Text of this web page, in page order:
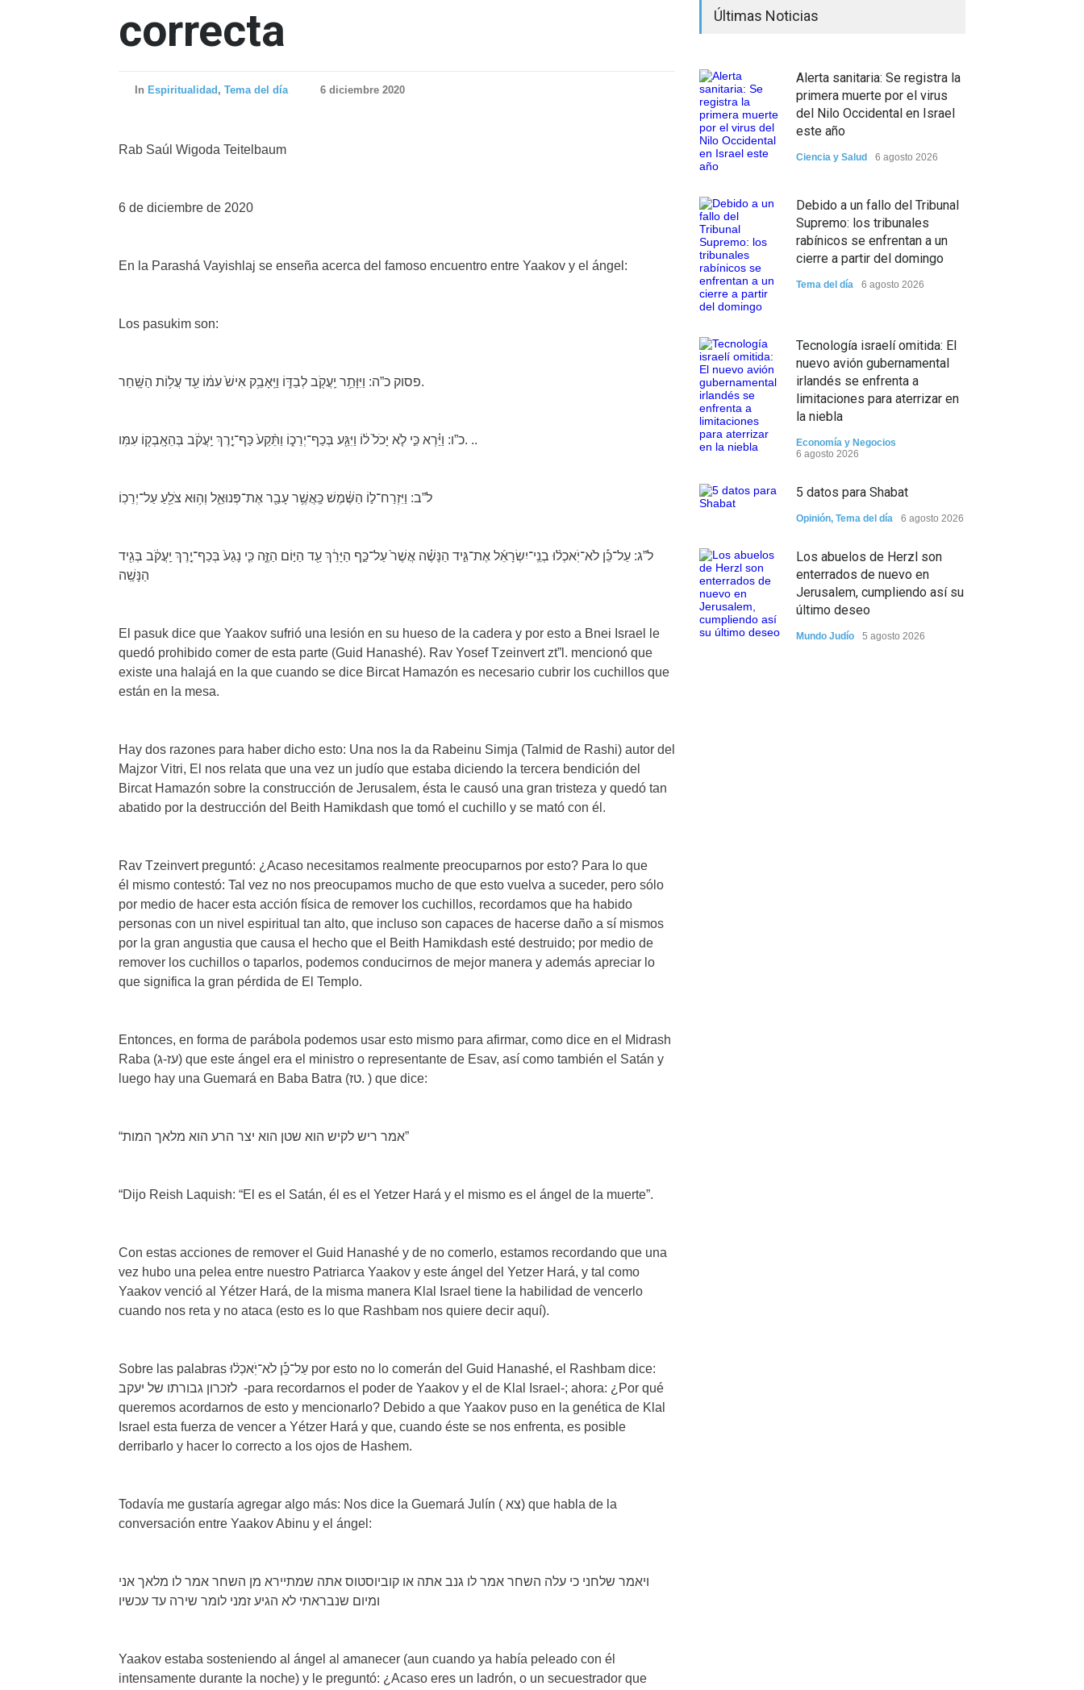
correcta
In Espiritualidad , Tema del día 6 diciembre 2020
Rab Saúl Wigoda Teitelbaum
6 de diciembre de 2020
En la Parashá Vayishlaj se enseña acerca del famoso encuentro entre Yaakov y el ángel:
Los pasukim son:
פסוק כ”ה: וַיִּוָּתֵ֥ר יַֽעֲקֹ֖ב לְבַדּ֑וֹ וַיֵּֽאָבֵ֥ק אִישׁ֙ עִמּ֔וֹ עַ֖ד עֲל֥וֹת הַשָּֽׁחַר.
כ”ו: וַיַּ֗רְא כִּ֣י לֹ֤א יָכֹל֙ ל֔וֹ וַיִּגַּ֖ע בְּכַף־יְרֵכ֑וֹ וַתֵּ֨קַע֙ כַּף־יֶ֣רֶךְ יַֽעֲקֹ֔ב בְּהֵאָֽבְק֖וֹ עִמּֽו. ..
ל”ב: וַיִּזְרַח־ל֣וֹ הַשֶּׁ֔מֶשׁ כַּֽאֲשֶׁ֥ר עָבַ֖ר אֶת־פְּנוּאֵ֑ל וְה֥וּא צֹלֵ֖עַ עַל־יְרֵכֽוֹ
ל”ג: עַל־כֵּ֡ן לֹא־יֹֽאכְל֨וּ בְנֵֽי־יִשְׂרָאֵ֜ל אֶת־גִּ֣יד הַנָּשֶׁ֗ה אֲשֶׁר֙ עַל־כַּ֣ף הַיָּרֵ֔ךְ עַ֖ד הַיּ֣וֹם הַזֶּ֑ה כִּ֤י נָגַע֙ בְּכַף־יֶ֣רֶךְ יַֽעֲקֹ֔ב בְּגִ֖יד
הַנָּשֶֽׁה
El pasuk dice que Yaakov sufrió una lesión en su hueso de la cadera y por esto a Bnei Israel le
quedó prohibido comer de esta parte (Guid Hanashé). Rav Yosef Tzeinvert zt”l. mencionó que
existe una halajá en la que cuando se dice Bircat Hamazón es necesario cubrir los cuchillos que
están en la mesa.
Hay dos razones para haber dicho esto: Una nos la da Rabeinu Simja (Talmid de Rashi) autor del
Majzor Vitri, El nos relata que una vez un judío que estaba diciendo la tercera bendición del
Bircat Hamazón sobre la construcción de Jerusalem, ésta le causó una gran tristeza y quedó tan
abatido por la destrucción del Beith Hamikdash que tomó el cuchillo y se mató con él.
Rav Tzeinvert preguntó: ¿Acaso necesitamos realmente preocuparnos por esto? Para lo que
él mismo contestó: Tal vez no nos preocupamos mucho de que esto vuelva a suceder, pero sólo
por medio de hacer esta acción física de remover los cuchillos, recordamos que ha habido
personas con un nivel espiritual tan alto, que incluso son capaces de hacerse daño a sí mismos
por la gran angustia que causa el hecho que el Beith Hamikdash esté destruido; por medio de
remover los cuchillos o taparlos, podemos conducirnos de mejor manera y además apreciar lo
que significa la gran pérdida de El Templo.
Entonces, en forma de parábola podemos usar esto mismo para afirmar, como dice en el Midrash
Raba (עז-ג) que este ángel era el ministro o representante de Esav, así como también el Satán y
luego hay una Guemará en Baba Batra (טז. ) que dice:
“אמר ריש לקיש הוא שטן הוא יצר הרע הוא מלאך המות”
“Dijo Reish Laquish: “El es el Satán, él es el Yetzer Hará y el mismo es el ángel de la muerte”.
Con estas acciones de remover el Guid Hanashé y de no comerlo, estamos recordando que una
vez hubo una pelea entre nuestro Patriarca Yaakov y este ángel del Yetzer Hará, y tal como
Yaakov venció al Yétzer Hará, de la misma manera Klal Israel tiene la habilidad de vencerlo
cuando nos reta y no ataca (esto es lo que Rashbam nos quiere decir aquí).
Sobre las palabras עַל־כֵּ֡ן לֹא־יֹֽאכְל֨וּ por esto no lo comerán del Guid Hanashé, el Rashbam dice:
לזכרון גבורתו של יעקב -para recordarnos el poder de Yaakov y el de Klal Israel-; ahora: ¿Por qué
queremos acordarnos de esto y mencionarlo? Debido a que Yaakov puso en la genética de Klal
Israel esta fuerza de vencer a Yétzer Hará y que, cuando éste se nos enfrenta, es posible
derribarlo y hacer lo correcto a los ojos de Hashem.
Todavía me gustaría agregar algo más: Nos dice la Guemará Julín ( צא) que habla de la
conversación entre Yaakov Abinu y el ángel:
ויאמר שלחני כי עלה השחר אמר לו גנב אתה או קוביוסטוס אתה שמתיירא מן השחר אמר לו מלאך אני
ומיום שנבראתי לא הגיע זמני לומר שירה עד עכשיו
Yaakov estaba sosteniendo al ángel al amanecer (aun cuando ya había peleado con él
intensamente durante la noche) y le preguntó: ¿Acaso eres un ladrón, o un secuestrador que
Últimas Noticias
Alerta sanitaria: Se registra la
primera muerte por el virus
del Nilo Occidental en Israel
este año
Ciencia y Salud 6 agosto 2026
Debido a un fallo del Tribunal
Supremo: los tribunales
rabínicos se enfrentan a un
cierre a partir del domingo
Tema del día 6 agosto 2026
Tecnología israelí omitida: El
nuevo avión gubernamental
irlandés se enfrenta a
limitaciones para aterrizar en
la niebla
Economía y Negocios
6 agosto 2026
5 datos para Shabat
Opinión, Tema del día 6 agosto 2026
Los abuelos de Herzl son
enterrados de nuevo en
Jerusalem, cumpliendo así su
último deseo
Mundo Judío 5 agosto 2026